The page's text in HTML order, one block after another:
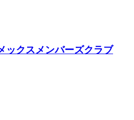
ックスメンバーズクラブ